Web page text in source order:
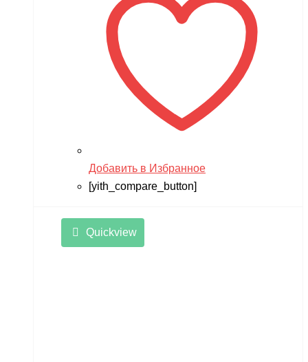
Добавить в Избранное
[yith_compare_button]
Quickview